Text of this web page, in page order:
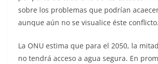
sobre los problemas que podrían
aunque aún no se visualice éste conflicto.
La ONU estima que para el 2050, la
no tendrá acceso a agua segura. En